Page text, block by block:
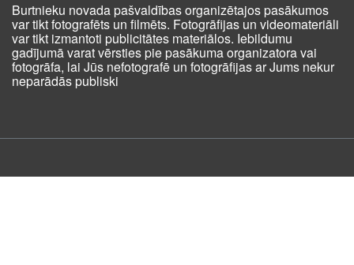
Burtnieku novada pašvaldības organizētajos pasākumos
var tikt fotografēts un filmēts. Fotogrāfijas un videomateriāli
var tikt izmantoti publicitātes materiālos. Iebildumu
gadījumā varat vērsties pie pasākuma organizatora vai
fotogrāfa, lai Jūs nefotografē un fotogrāfijas ar Jums nekur
neparādās publiski